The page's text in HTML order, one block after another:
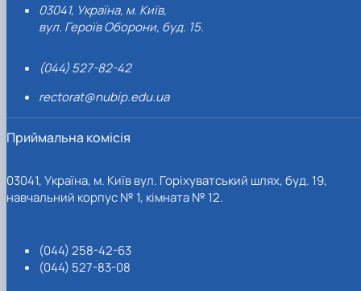
03041, Україна, м. Київ,
вул. Героїв Оборони, буд. 15.
(044) 527-82-42
rectorat@nubip.edu.ua
Приймальна комісія
03041, Україна, м. Київ вул. Горіхуватський шлях, буд. 19,
навчальний корпус № 1, кімната № 12.
(044) 258-42-63
(044) 527-83-08